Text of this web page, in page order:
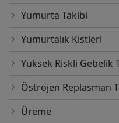
Yumurta Takibi
Yumurtalık Kistleri
Yüksek Riskli Gebelik
Östrojen Replasman
Üreme